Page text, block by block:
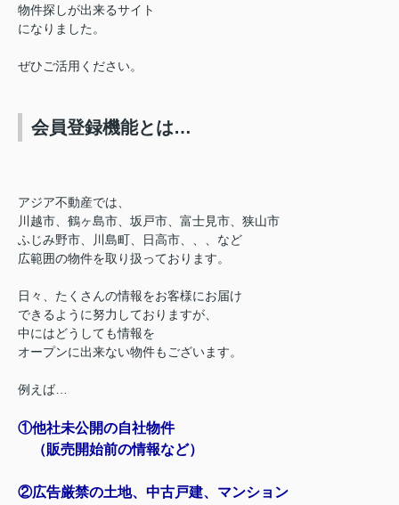
物件探しが出来るサイト
になりました。
ぜひご活用ください。
会員登録機能とは…
アジア不動産では、
川越市、鶴ヶ島市、坂戸市、富士見市、狭山市
ふじみ野市、川島町、日高市、、、など
広範囲の物件を取り扱っております。
日々、たくさんの情報をお客様にお届け
できるように努力しておりますが、
中にはどうしても情報を
オープンに出来ない物件もございます。
例えば…
①他社未公開の自社物件
（販売開始前の情報など）
②広告厳禁の土地、中古戸建、マンション